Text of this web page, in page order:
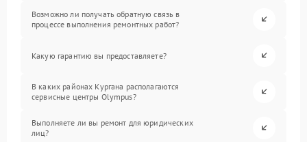
Возможно ли получать обратную связь в
процессе выполнения ремонтных работ?
Какую гарантию вы предоставляете?
В каких районах Кургана располагаются
сервисные центры Olympus?
Выполняете ли вы ремонт для юридических
лиц?